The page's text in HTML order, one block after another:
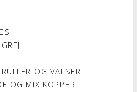
OG VALSER
OG MIX KOPPER